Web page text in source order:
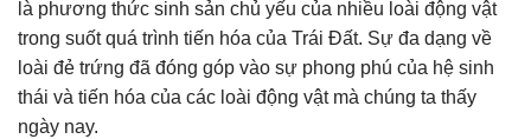
là phương thức sinh sản chủ yếu của nhiều loài động vật
trong suốt quá trình tiến hóa của Trái Đất. Sự đa dạng về
loài đẻ trứng đã đóng góp vào sự phong phú của hệ sinh
thái và tiến hóa của các loài động vật mà chúng ta thấy
ngày nay.